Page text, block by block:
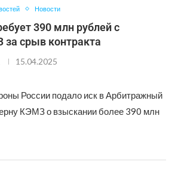
Новости
390 млн рублей с
срыв контракта
15.04.2025
России подало иск в Арбитражный
КЭМЗ о взыскании более 390 млн